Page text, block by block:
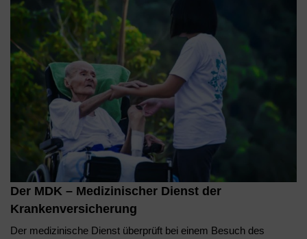
Der MDK – Medizinischer Dienst der
Krankenversicherung
Der medizinische Dienst überprüft bei einem Besuch des